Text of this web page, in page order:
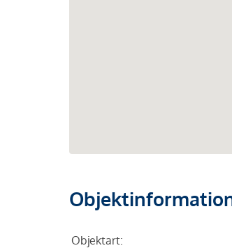
Objektart: